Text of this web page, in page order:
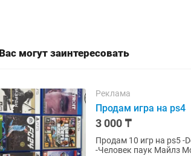
Вас могут заинтересовать
Реклама
Продам игра на ps4
3 000 ₸
Продам 10 игр на ps5 -Detroit become human -GTA 5 -Horizon zero down -Призрак Цусимы -FC24
-Человек паук Майлз Моралес -Человек паук 2 -FC25 -Hitman -Uncharted